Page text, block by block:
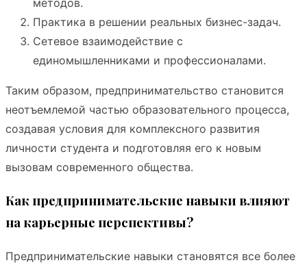
методов.
Практика в решении реальных бизнес-задач.
Сетевое взаимодействие с
единомышленниками и профессионалами.
Таким образом, предпринимательство становится
неотъемлемой частью образовательного процесса,
создавая условия для комплексного развития
личности студента и подготовляя его к новым
вызовам современного общества.
Как предпринимательские навыки влияют
на карьерные перспективы?
Предпринимательские навыки становятся все более